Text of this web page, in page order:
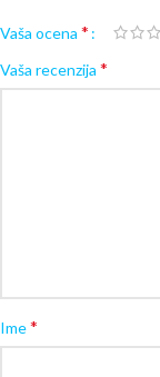
Vaša ocena *
Vaša recenzija *
Ime*